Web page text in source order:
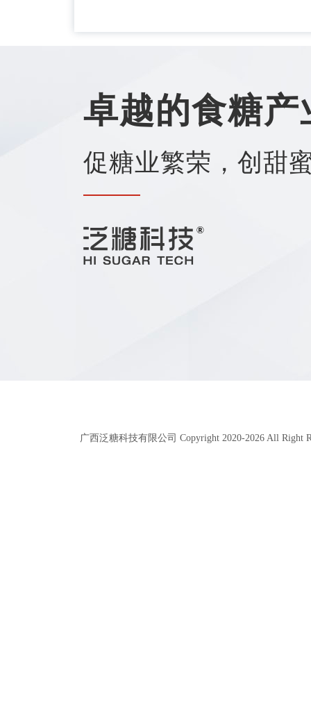
卓越的食糖
促糖业繁荣，创甜
广西泛糖科技有限公司 Copyright 2020-2026 All Right